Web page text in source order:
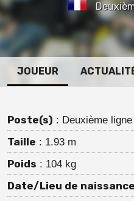
JOUEUR
Poste(s) : Deuxième ligne
Taille : 1.93 m
Poids : 104 kg
Date/Lieu de naissance